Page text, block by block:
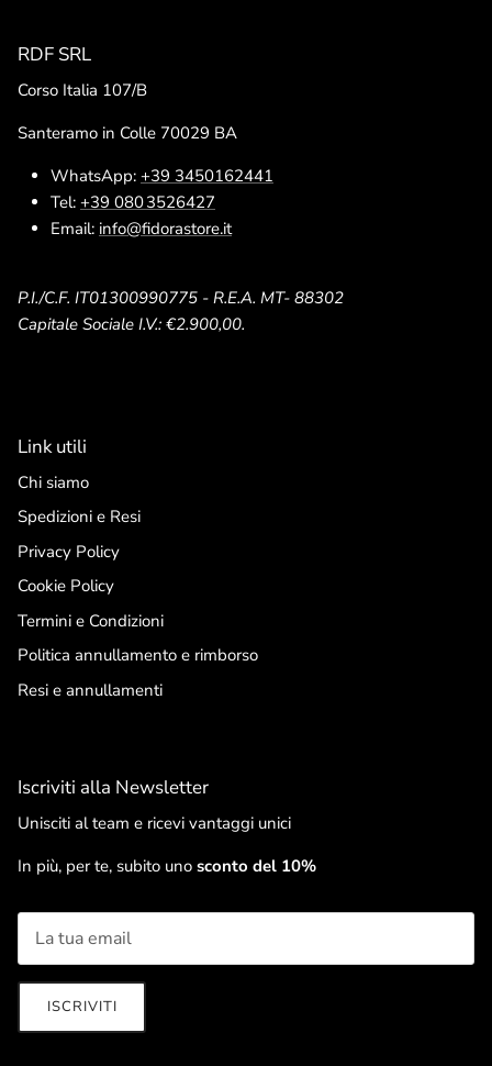
RDF SRL
Corso Italia 107/B
Santeramo in Colle 70029 BA
WhatsApp: +39 3450162441
Tel: +39 080 3526427
Email: info@fidorastore.it
P.I./C.F. IT01300990775 - R.E.A. MT- 88302
Capitale Sociale I.V.: €2.900,00.
Link utili
Chi siamo
Spedizioni e Resi
Privacy Policy
Cookie Policy
Termini e Condizioni
Politica annullamento e rimborso
Resi e annullamenti
Iscriviti alla Newsletter
Unisciti al team e ricevi vantaggi unici
In più, per te, subito uno sconto del 10%
ISCRIVITI